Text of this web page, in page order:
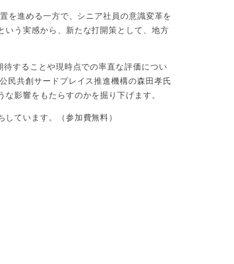
を進める一方で、シニア社員の意識変革を
う実感から、新たな打開策として、地方
することや現時点での率直な評価につい
民共創サードプレイス推進機構の森田孝氏
影響をもたらすのかを掘り下げます。
ています。（参加費無料）